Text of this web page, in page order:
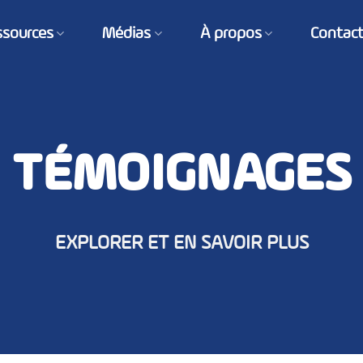
Médias À propos Contact
TÉMOIGNAGES
EXPLORER ET EN SAVOIR PLUS